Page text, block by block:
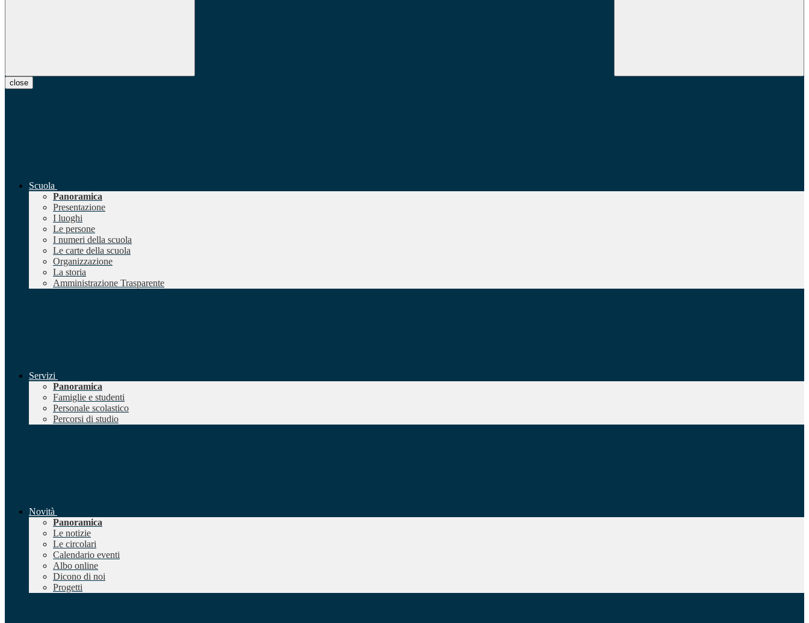
close
Scuola
Panoramica
Presentazione
I luoghi
Le persone
I numeri della scuola
Le carte della scuola
Organizzazione
La storia
Amministrazione Trasparente
Servizi
Panoramica
Famiglie e studenti
Personale scolastico
Percorsi di studio
Novità
Panoramica
Le notizie
Le circolari
Calendario eventi
Albo online
Dicono di noi
Progetti